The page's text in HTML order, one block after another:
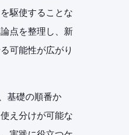
駆使することな
点を整理し、新
可能性が広がり
基礎の順番か
え分けが可能な